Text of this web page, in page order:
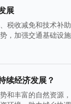
展
税收减免和技术补
，加强交通基础设
续经济发展？
和丰富的自然资源